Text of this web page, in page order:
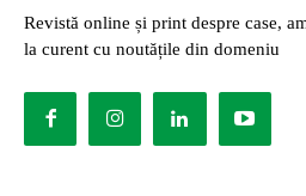
Revistă online și print despre case,
la curent cu noutățile din domeniu